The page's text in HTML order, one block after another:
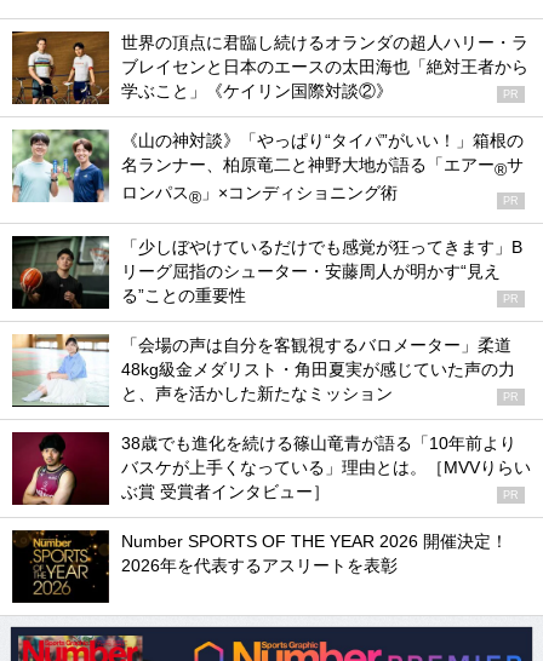
世界の頂点に君臨し続けるオランダの超人ハリー・ラ
ブレイセンと日本のエースの太田海也「絶対王者から
学ぶこと」《ケイリン国際対談②》
PR
《山の神対談》「やっぱり“タイパ”がいい！」箱根の
名ランナー、柏原竜二と神野大地が語る「エアー®サ
ロンパス® 」×コンディショニング術 PR
「少しぼやけているだけでも感覚が狂ってきます」B
リーグ屈指のシューター・安藤周人が明かす“見え
る”ことの重要性
PR
「会場の声は自分を客観視するバロメーター」柔道
48kg級金メダリスト・角田夏実が感じていた声の力
と、声を活かした新たなミッション
PR
38歳でも進化を続ける篠山竜青が語る「10年前より
バスケが上手くなっている」理由とは。［MVVりらい
ぶ賞 受賞者インタビュー］
PR
Number SPORTS OF THE YEAR 2026 開催決定！
2026年を代表するアスリートを表彰